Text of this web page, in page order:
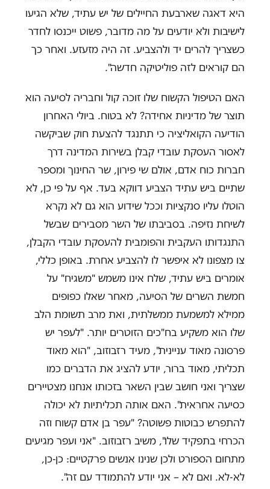
היא דאגה שארבעת החיילים של יש עתיד, שלא הגיעו
לישיבות ולא יודעים על מה מדובר, פשוט ייכנסו לחדר
כשצריך להרים יד ולהצביע. זה היה מזעזע. ואחר כך
הם קוראים לזה פוליטיקה חדשה".
האם הטיפול הקשוח שלו זוכה קול וחבריה לסיעה הוא
תוצר של מדיניות אחידה? לא בטוח. ביולי האחרון
הודיעה הקואליציה כי תתנגד להצעת חוק שביקשה
לאסור העסקת עובדי קבלן בשירות המדינה דרך
חברות כוח אדם, אולם שי פירון, שר החינוך ומספר
שתיים ביש עתיד הצביע דווקא בעד. אף על פי כן, לא
הוטלו עליו סנקציות וככל שידוע הוא גם לא נקרא
לשיחת נזיפה. בסביבתו של השר מסבירים שבשל
התנגדותו העקבית והפומבית להעסקת עובדי הקבלן,
צו מצפונו לא איפשר לו להצביע אחרת. באופן כללי,
אומרים ביש עתיד, שלח אינו משמש "משגיח" על
חמשת השרים של הסיעה, מאחר שאלו כפופים
ממילא למשמעת ממשלתית, ואת מרב תשומת הלב
שלו הוא משקיע בח"כים הזוטרים יותר. "לעפר יש
פרסונה מאוד עניינית", מעיד רזבוזוב, "הוא מאוד
תכליתי, מאוד ברור, יודע להציג את הדברים כמו
שצריך ואני חושב שבין השאר בזכותו אנחנו מצטיירים
כסיעה אחראית". האם אותה תכליתיות לא יכולה
להתפרש כבוטות פשוטה? "עפר בן אדם קשוח וזה
הכרחי בתפקיד שלו", משיב רזבוזוב. "אני ועפר מגיעים
מתחום הספורט ולכן שנינו אנשים פרקטיים: כן-כן,
לא-לא. ואם לא – אני יודע להתמודד עם זה".